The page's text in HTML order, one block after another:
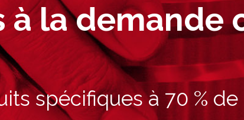
la demande
spécifiques à 70 % de